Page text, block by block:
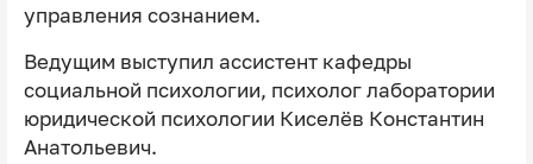
управления сознанием.
Ведущим выступил ассистент кафедры
социальной психологии, психолог лаборатории
юридической психологии Киселёв Константин
Анатольевич.